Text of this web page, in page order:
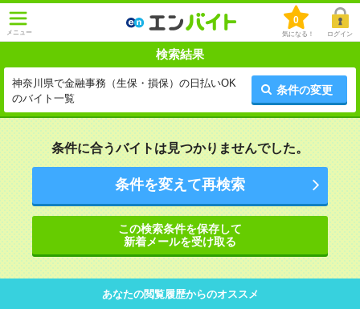
メニュー
0
気になる！ ログイン
検索結果
神奈川県で金融事務（生保・損保）の日払いOK
のバイト一覧
条件の変更
条件に合うバイトは見つかりませんでした。
条件を変えて再検索
この検索条件を保存して
新着メールを受け取る
あなたの閲覧履歴からのオススメ